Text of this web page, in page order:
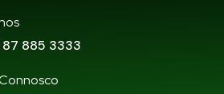
885 3333